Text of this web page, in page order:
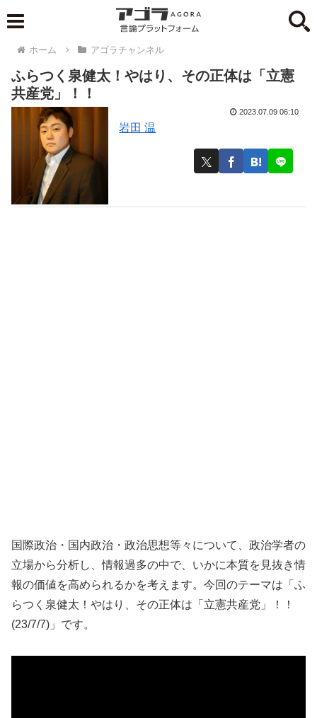
ホーム アゴラチャンネル
ふらつく泉健太！やはり、その正体は「立憲
共産党」！！
岩田 温
2023.07.09 06:10
国際政治・国内政治・政治思想等々について、政治学者の
立場から分析し、情報過多の中で、いかに本質を見抜き情
報の価値を高められるかを考えます。今回のテーマは「ふ
らつく泉健太！やはり、その正体は「立憲共産党」！！
(23/7/7)」です。